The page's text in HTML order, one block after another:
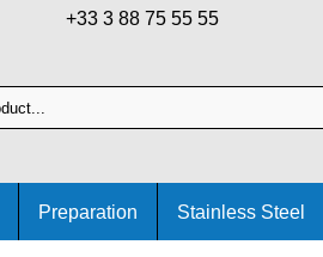
+33 3 88 75 55 55
Preparation Stainless Steel